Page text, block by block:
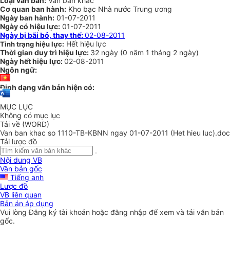
Cơ quan ban hành: Kho bạc Nhà nước Trung ương
Ngày ban hành: 01-07-2011
Ngày có hiệu lực: 01-07-2011
Ngày bị bãi bỏ, thay thế:02-08-2011
Tình trạng hiệu lực: Hết hiệu lực
Thời gian duy trì hiệu lực: 32 ngày (0 năm 1 tháng 2 ngày)
Ngày hết hiệu lực:02-08-2011
Ngôn ngữ:
Định dạng văn bản hiện có:
MỤC LỤC
Không có mục lục
Tải về (WORD)
Van ban khac so 1110-TB-KBNN ngay 01-07-2011 (Het hieu luc).doc
Tải lược đồ
Nội dung VB
Văn bản gốc
Tiếng anh
Lược đồ
VB liên quan
Bản án áp dụng
Vui lòngĐăng ký tài khoản hoặc đăng nhập để xem và tải văn bản
gốc.